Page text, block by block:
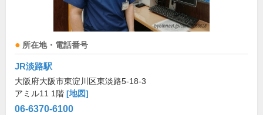
所在地・電話番号
JR淡路駅
大阪府大阪市東淀川区東淡路5-18-3
アミル11 1階 [地図]
06-6370-6100